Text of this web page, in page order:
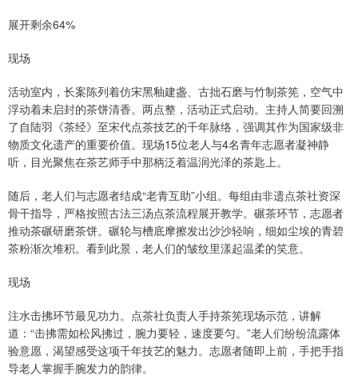
展开剩余64%
现场
活动室内，长案陈列着仿宋黑釉建盏、古拙石磨与竹制茶筅，空气中
浮动着未启封的茶饼清香。两点整，活动正式启动。主持人简要回溯
了自陆羽《茶经》至宋代点茶技艺的千年脉络，强调其作为国家级非
物质文化遗产的重要价值。现场15位老人与4名青年志愿者凝神静
听，目光聚焦在茶艺师手中那柄泛着温润光泽的茶匙上。
随后，老人们与志愿者结成“老青互助”小组。每组由非遗点茶社资深
骨干指导，严格按照古法三汤点茶流程展开教学。碾茶环节，志愿者
推动茶碾研磨茶饼。碾轮与槽底摩擦发出沙沙轻响，细如尘埃的青碧
茶粉渐次堆积。看到此景，老人们的皱纹里漾起温柔的笑意。
现场
注水击拂环节最见功力。点茶社负责人手持茶筅现场示范，讲解
道：“击拂需如松风拂过，腕力要轻，速度要匀。”老人们纷纷流露体
验意愿，渴望感受这项千年技艺的魅力。志愿者随即上前，手把手指
导老人掌握手腕发力的韵律。